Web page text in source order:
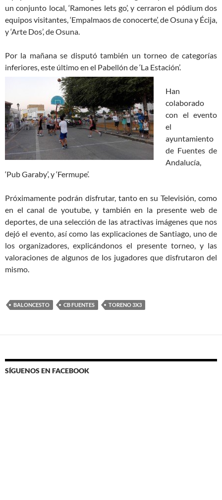
un conjunto local, ‘Ramones lets go’, y cerraron el pódium dos
equipos visitantes, ‘Empalmaos de conocerte’, de Osuna y Écija,
y ‘Arte Dos’, de Osuna.
Por la mañana se disputó también un torneo de categorías
inferiores, este último en el Pabellón de ‘La Estación’.
Han
colaborado
con el evento
el
ayuntamiento
de Fuentes de
Andalucía,
‘Pub Garaby’, y ‘Fermupe’.
Próximamente podrán disfrutar, tanto en su Televisión, como
en el canal de youtube, y también en la presente web de
deportes, de una selección de las atractivas imágenes que nos
dejó el evento, así como las explicaciones de Santiago, uno de
los organizadores, explicándonos el presente torneo, y las
valoraciones de algunos de los jugadores que disfrutaron del
mismo.
BALONCESTO CB FUENTES TORENO 3X3
SÍGUENOS EN FACEBOOK